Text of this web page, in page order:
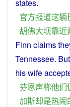
states.
官方报道这辆
胡佛大坝靠近
Finn claims
Tennessee. But
hiswife
芬恩声称他们
加斯却是热闹